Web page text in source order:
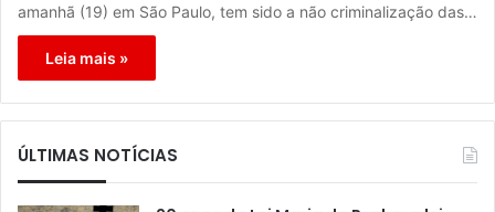
amanhã (19) em São Paulo, tem sido a não criminalização das…
Leia mais »
ÚLTIMAS NOTÍCIAS